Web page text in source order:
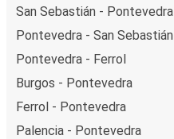
San Sebastián - Pontevedra
Pontevedra - San Sebastián
Pontevedra - Ferrol
Burgos - Pontevedra
Ferrol - Pontevedra
Palencia - Pontevedra